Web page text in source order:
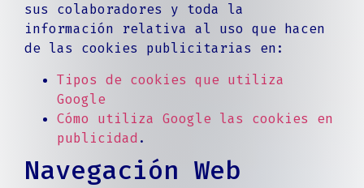
sus colaboradores y toda la
información relativa al uso que hacen
de las cookies publicitarias en:
Tipos de cookies que utiliza
Google
Cómo utiliza Google las cookies en
publicidad .
Navegación Web